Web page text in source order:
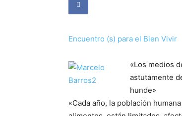
Encuentro (s) para el Bien Vivir
«Los medios
astutamente
hunde»
«Cada año, la población